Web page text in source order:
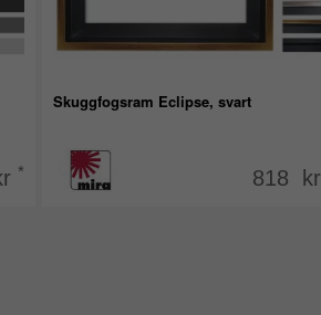
*
Skuggfogsram Eclipse, svart
818 kr